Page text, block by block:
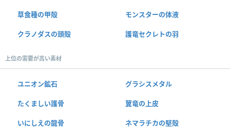
草食種の甲殻 モンスターの体液
クラノダスの頭殻 護竜セクレトの羽
上位の需要が高い素材
ユニオン鉱石 グラシスメタル
たくましい護骨 翼竜の上皮
いにしえの龍骨 ネマラチカの堅殻